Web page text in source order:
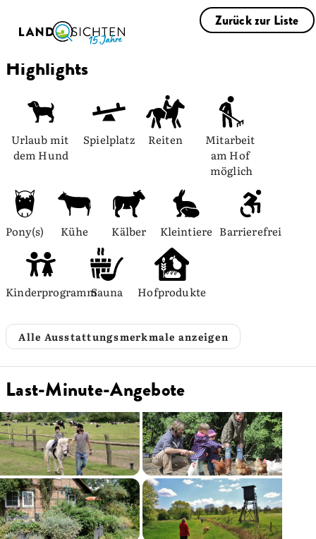
Zurück zur Liste
Highlights
Urlaub mit
dem Hund
Spielplatz Reiten
Mitarbeit
am Hof
möglich
Pony(s) Kühe Kälber Kleintiere Barrierefrei
KinderprogrammSauna Hofprodukte
Alle Ausstattungsmerkmale anzeigen
Last-Minute-Angebote